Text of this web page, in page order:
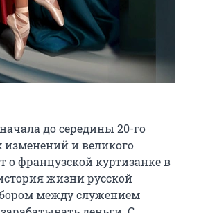
до середины 20-го
изменений и великого
о французской куртизанке в
жизни русской
между служением